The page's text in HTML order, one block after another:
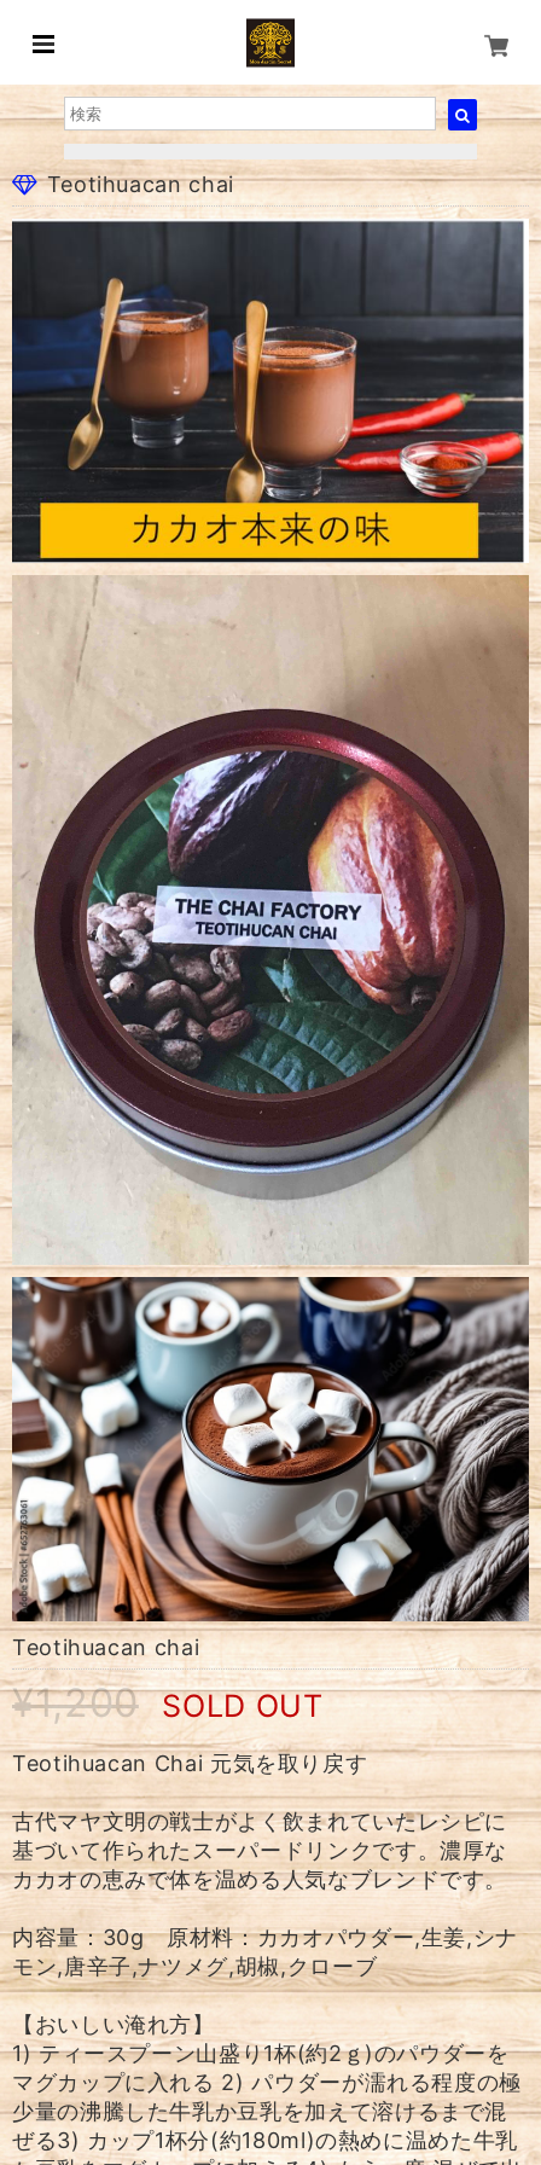
Teotihuacan chai
Teotihuacan chai
¥1,200 SOLD OUT
Teotihuacan Chai 元気を取り戻す
古代マヤ⽂明の戦⼠がよく飲まれていたレシピに
基づいて作られたスーパードリンクです。濃厚な
カカオの恵みで体を温める⼈気なブレンドです。
内容量：30g 原材料：カカオパウダー,生姜,シナ
モン,唐辛子,ナツメグ,胡椒,クローブ
【おいしい淹れ方】
1) ティースプーン山盛り1杯(約2ｇ)のパウダーを
マグカップに入れる 2) パウダーが濡れる程度の極
少量の沸騰した牛乳か豆乳を加えて溶けるまで混
ぜる3) カップ1杯分(約180ml)の熱めに温めた牛乳